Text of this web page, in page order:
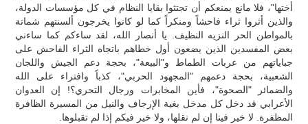
أختها"، فلا مانع يمنعكم أن تجتثوا بقايا النظام في كل مؤسسات الدولة،
والذين أثروا ثراء فاحشاً ومنكراً كما لو كانوا يخرجون ألسنتهم شماتة
بالمواطن الحر النزيه النظيف. يا أنصار الله، لقد ساءكم كما ساءني
بعض المفسدين الذين يضعون أول خطاهم باتجاه الثراء الفاحش على
جباياتهم من عربات الطماط و"البيعة"، بحجة دعم الجيش واللجان
الشعبية، بحجة دعمهم "المجهود الحربي"، كذباً وافتراء على الله
والضمائر "الصحوة"، فأين المخابرات ورجال التحري؟! إن العدوان
الأعرابي قد دخل كل مدخل بغية الإرجاف والنيل من المسيرة الظافرة
المظفرة. لا خير فينا إن لم نقلها، ولا خير فيكم إذا لم تقبلوها.